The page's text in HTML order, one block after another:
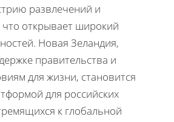
развлечений и
открывает широкий
Новая Зеландия,
правительства и
для жизни, становится
для российских
к глобальной